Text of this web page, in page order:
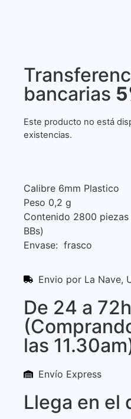
bancarias
Este producto no está
existencias.
Calibre 6mm Plastico
Peso 0,2 g
Contenido 2800
BBs)
Envase: frasco
Envio por La Nave,
De 24 a
las
Envío Express
Llega en el